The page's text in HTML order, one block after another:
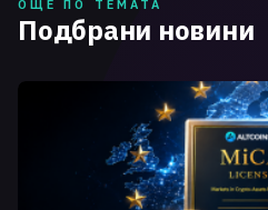
ОЩЕ ПО ТЕМАТА
Подбрани новини